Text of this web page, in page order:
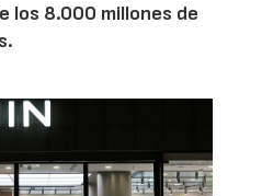
los 8.000 millones de